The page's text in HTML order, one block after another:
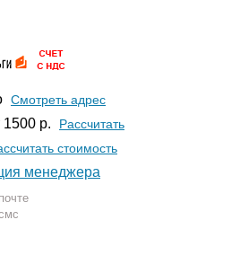
Смотреть адрес
1500 р. Расcчитать
стоимость
менеджера